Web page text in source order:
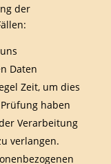
der
Daten
Zeit, um dies
haben
Verarbeitung
verlangen.